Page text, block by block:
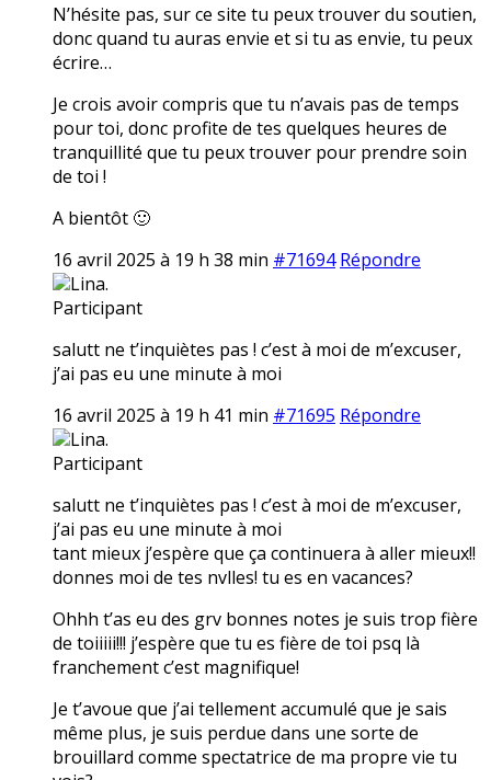
N’hésite pas, sur ce site tu peux trouver du soutien,
donc quand tu auras envie et si tu as envie, tu peux
écrire…
Je crois avoir compris que tu n’avais pas de temps
pour toi, donc profite de tes quelques heures de
tranquillité que tu peux trouver pour prendre soin
de toi !
A bientôt 🙂
16 avril 2025 à 19 h 38 min #71694 Répondre
Lina.
Participant
salutt ne t’inquiètes pas ! c’est à moi de m’excuser,
j’ai pas eu une minute à moi
16 avril 2025 à 19 h 41 min #71695 Répondre
Lina.
Participant
salutt ne t’inquiètes pas ! c’est à moi de m’excuser,
j’ai pas eu une minute à moi
tant mieux j’espère que ça continuera à aller mieux!!
donnes moi de tes nvlles! tu es en vacances?
Ohhh t’as eu des grv bonnes notes je suis trop fière
de toiiiii!!! j’espère que tu es fière de toi psq là
franchement c’est magnifique!
Je t’avoue que j’ai tellement accumulé que je sais
même plus, je suis perdue dans une sorte de
brouillard comme spectatrice de ma propre vie tu